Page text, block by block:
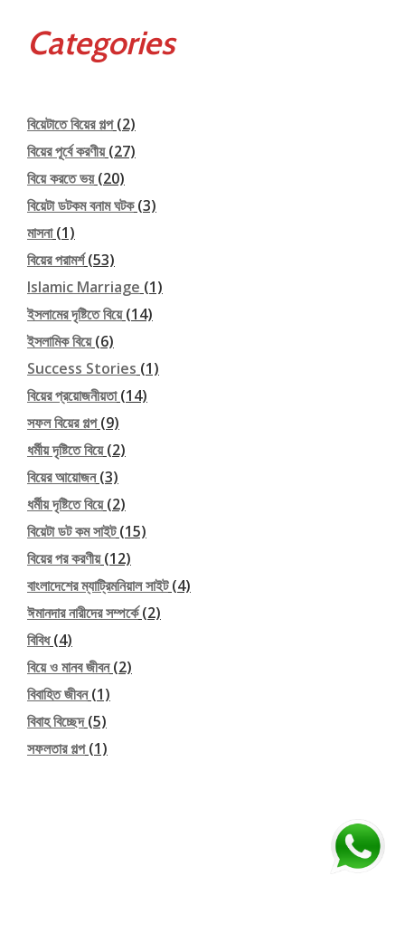
Categories
বিয়েটাতে বিয়ের গল্প(2)
বিয়ের পূর্বে করণীয়(27)
বিয়ে করতে ভয়(20)
বিয়েটা ডটকম বনাম ঘটক(3)
মাসনা(1)
বিয়ের পরামর্শ(53)
Islamic Marriage (1)
ইসলামের দৃষ্টিতে বিয়ে(14)
ইসলামিক বিয়ে(6)
Success Stories (1)
বিয়ের প্রয়োজনীয়তা(14)
সফল বিয়ের গল্প(9)
ধর্মীয় দৃষ্টিতে বিয়ে(2)
বিয়ের আয়োজন(3)
ধর্মীয় দৃষ্টিতে বিয়ে(2)
বিয়েটা ডট কম সাইট(15)
বিয়ের পর করণীয়(12)
বাংলাদেশের ম্যাট্রিমনিয়াল সাইট(4)
ঈমানদার নারীদের সম্পর্কে(2)
বিবিধ(4)
বিয়ে ও মানব জীবন(2)
বিবাহিত জীবন(1)
বিবাহ বিচ্ছেদ(5)
সফলতার গল্প(1)